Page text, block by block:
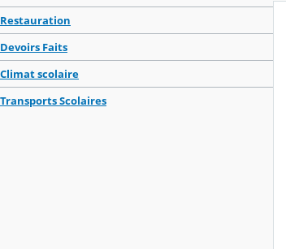
Restauration
Devoirs Faits
Climat scolaire
Transports Scolaires